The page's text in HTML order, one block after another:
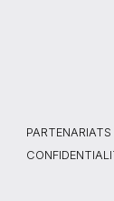
PARTENARIATS